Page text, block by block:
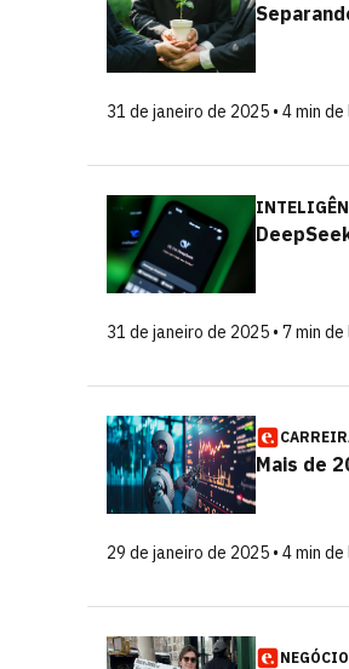
31 de janeiro de 2025 • 4 min
31 de janeiro de 2025 • 7 min
Mais de
29 de janeiro de 2025 • 4 min